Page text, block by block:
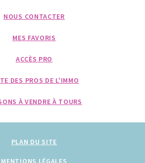
NOUS CONTACTER
MES FAVORIS
ACCÈS PRO
DES PROS DE L'IMMO
À VENDRE À TOURS
PLAN DU SITE
MENTIONS LÉGALES